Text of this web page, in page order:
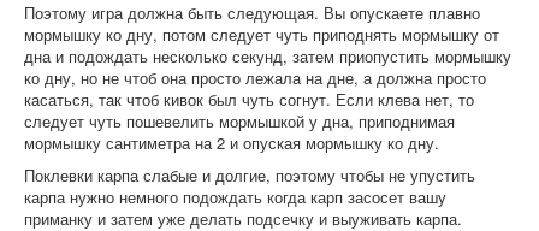
Поэтому игра должна быть следующая. Вы опускаете плавно
мормышку ко дну, потом следует чуть приподнять мормышку от
дна и подождать несколько секунд, затем приопустить мормышку
ко дну, но не чтоб она просто лежала на дне, а должна просто
касаться, так чтоб кивок был чуть согнут. Если клева нет, то
следует чуть пошевелить мормышкой у дна, приподнимая
мормышку сантиметра на 2 и опуская мормышку ко дну.
Поклевки карпа слабые и долгие, поэтому чтобы не упустить
карпа нужно немного подождать когда карп засосет вашу
приманку и затем уже делать подсечку и выуживать карпа.